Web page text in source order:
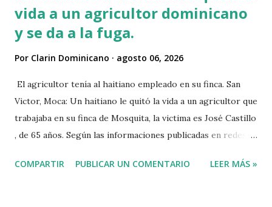
vida a un agricultor dominicano
y se da a la fuga.
Por Clarin Dominicano agosto 06, 2026
El agricultor tenía al haitiano empleado en su finca. San
Victor, Moca: Un haitiano le quitó la vida a un agricultor que
trabajaba en su finca de Mosquita, la victima es José Castillo
, de 65 años. Según las informaciones publicadas en redes
que el haitiano de inmediato se puso al acecho del
COMPARTIR PUBLICAR UN COMENTARIO LEER MÁS »